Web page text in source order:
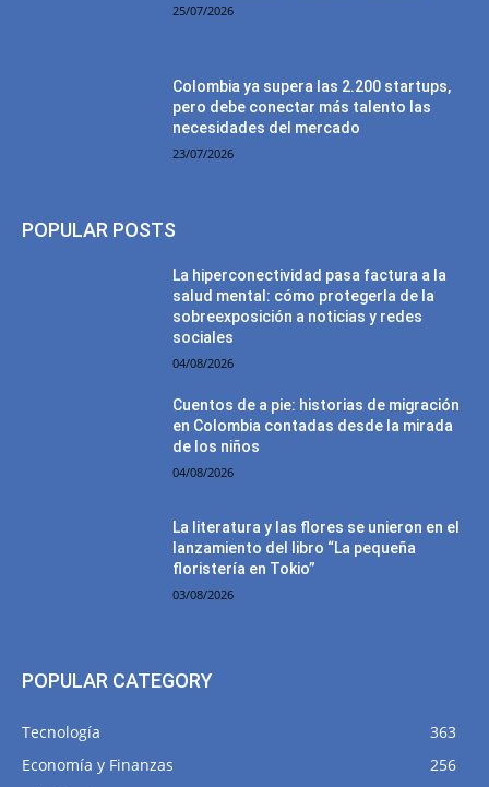
25/07/2026
Colombia ya supera las 2.200 startups,
pero debe conectar más talento las
necesidades del mercado
23/07/2026
POPULAR POSTS
La hiperconectividad pasa factura a la
salud mental: cómo protegerla de la
sobreexposición a noticias y redes
sociales
04/08/2026
Cuentos de a pie: historias de migración
en Colombia contadas desde la mirada
de los niños
04/08/2026
La literatura y las flores se unieron en el
lanzamiento del libro “La pequeña
floristería en Tokio”
03/08/2026
POPULAR CATEGORY
Tecnología
363
Economía y Finanzas
256